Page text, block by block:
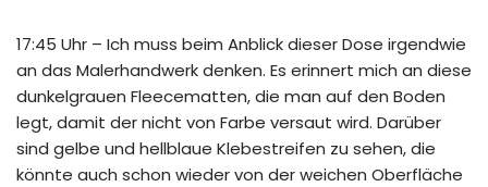
17:45 Uhr – Ich muss beim Anblick dieser Dose irgendwie
an das Malerhandwerk denken. Es erinnert mich an diese
dunkelgrauen Fleecematten, die man auf den Boden
legt, damit der nicht von Farbe versaut wird. Darüber
sind gelbe und hellblaue Klebestreifen zu sehen, die
könnte auch schon wieder von der weichen Oberfläche